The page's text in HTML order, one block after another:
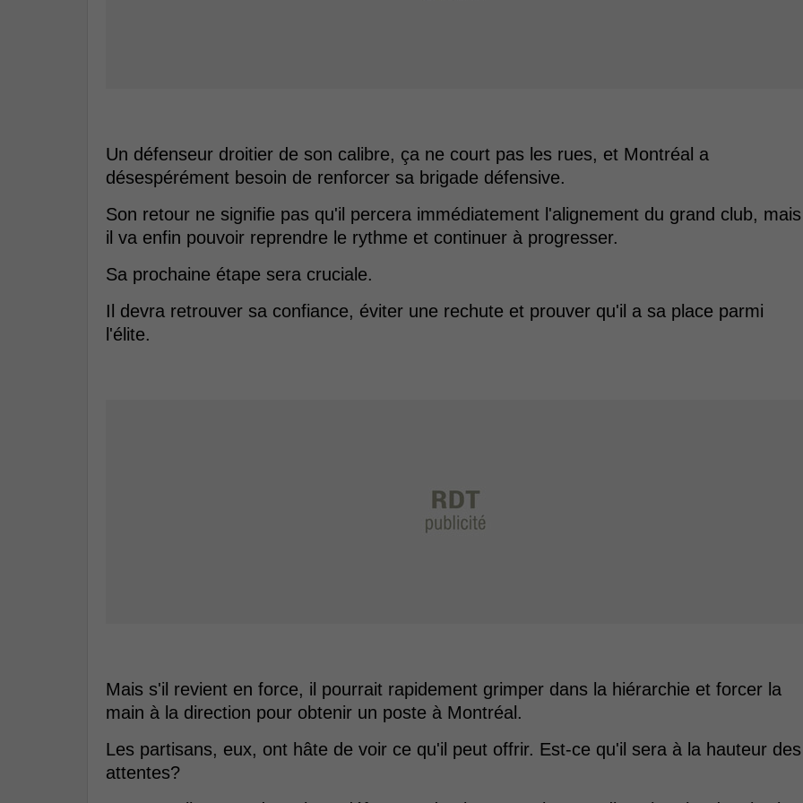
Un défenseur droitier de son calibre, ça ne court pas les rues, et Montréal a
désespérément besoin de renforcer sa brigade défensive.
Son retour ne signifie pas qu'il percera immédiatement l'alignement du grand club, mais
il va enfin pouvoir reprendre le rythme et continuer à progresser.
Sa prochaine étape sera cruciale.
Il devra retrouver sa confiance, éviter une rechute et prouver qu'il a sa place parmi
l'élite.
Mais s'il revient en force, il pourrait rapidement grimper dans la hiérarchie et forcer la
main à la direction pour obtenir un poste à Montréal.
Les partisans, eux, ont hâte de voir ce qu'il peut offrir. Est-ce qu'il sera à la hauteur des
attentes?